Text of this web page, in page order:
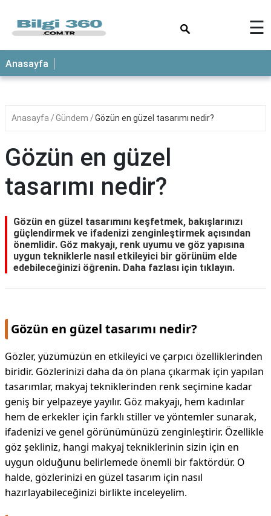
ANASAYFA
☰
Anasayfa
Anasayfa Gündem Gözün en güzel tasarımı nedir?
Gözün en güzel
tasarımı nedir?
Gözün en güzel tasarımını keşfetmek, bakışlarınızı
güçlendirmek ve ifadenizi zenginleştirmek açısından
önemlidir. Göz makyajı, renk uyumu ve göz yapısına
uygun tekniklerle nasıl etkileyici bir görünüm elde
edebileceğinizi öğrenin. Daha fazlası için tıklayın.
Gözün en güzel tasarımı nedir?
Gözler, yüzümüzün en etkileyici ve çarpıcı özelliklerinden
biridir. Gözlerinizi daha da ön plana çıkarmak için yapılan
tasarımlar, makyaj tekniklerinden renk seçimine kadar
geniş bir yelpazeye yayılır. Göz makyajı, hem kadınlar
hem de erkekler için farklı stiller ve yöntemler sunarak,
ifadenizi ve genel görünümünüzü zenginleştirir. Özellikle
göz şekliniz, hangi makyaj tekniklerinin sizin için en
uygun olduğunu belirlemede önemli bir faktördür. O
halde, gözlerinizi en güzel tasarım için nasıl
hazırlayabileceğinizi birlikte inceleyelim.